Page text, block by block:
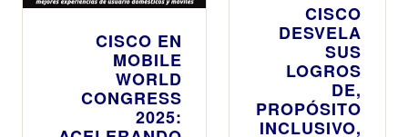
CISCO EN
MOBILE
WORLD
CONGRESS
2025:
CISCO
DESVELA
SUS
LOGROS
DE,
PROPÓSITO
INCLUSIVO,